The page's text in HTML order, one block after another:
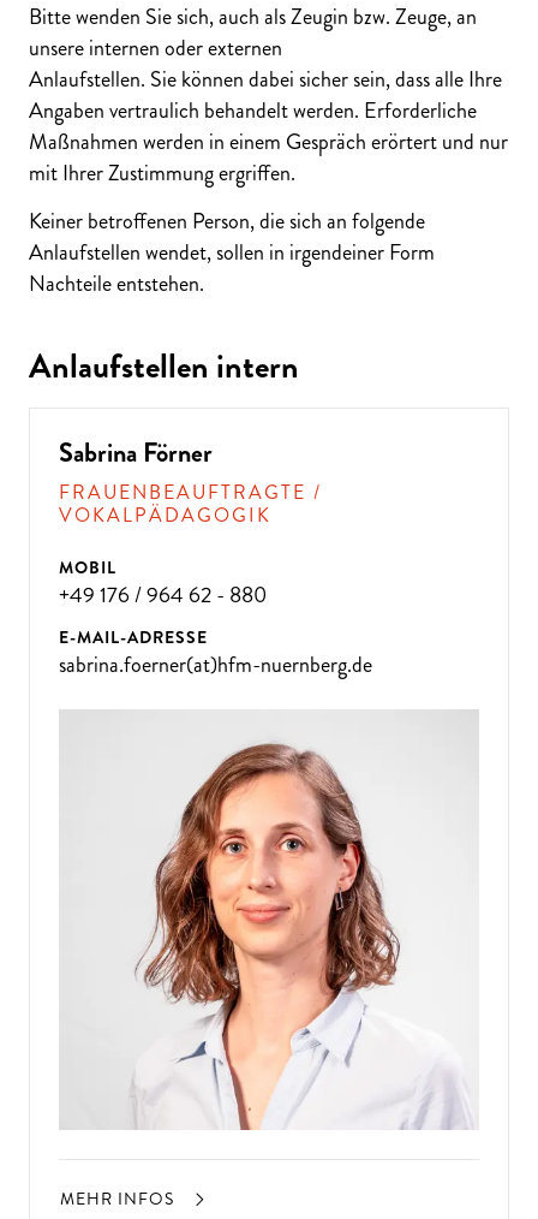
Bitte wenden Sie sich, auch als Zeugin bzw. Zeuge, an
unsere internen oder externen
Anlaufstellen. Sie können dabei sicher sein, dass alle Ihre
Angaben vertraulich behandelt werden. Erforderliche
Maßnahmen werden in einem Gespräch erörtert und nur
mit Ihrer Zustimmung ergriffen.
Keiner betroffenen Person, die sich an folgende
Anlaufstellen wendet, sollen in irgendeiner Form
Nachteile entstehen.
Anlaufstellen intern
Sabrina Förner
FRAUENBEAUFTRAGTE /
VOKALPÄDAGOGIK
MOBIL
+49 176 / 964 62 - 880
E-MAIL-ADRESSE
sabrina.foerner(at)hfm-nuernberg.de
MEHR INFOS